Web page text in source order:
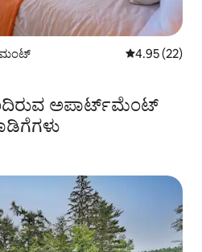
5 ರಲ್ಲಿ 4.95
4.95 (22)
ಅಪಾರ್ಟ್‌ಮೆಂಟ್